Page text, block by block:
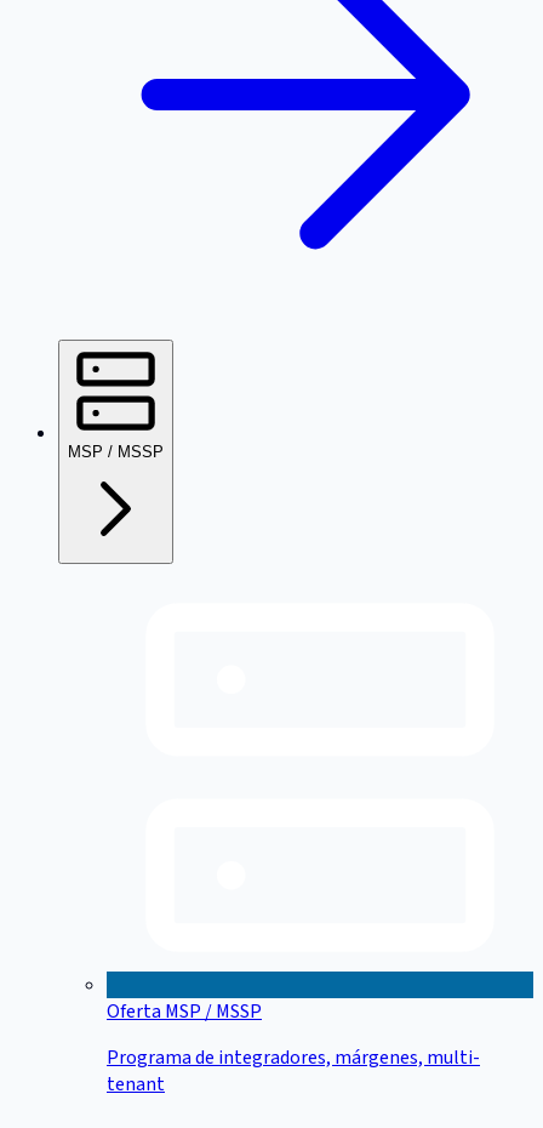
MSP / MSSP
Oferta MSP / MSSP
Programa de integradores, márgenes, multi-
tenant